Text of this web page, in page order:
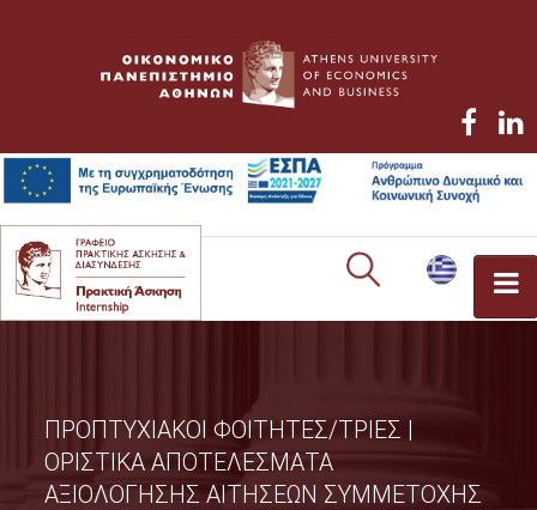
PROCEDURES
EFKA REGISTRATION
ΠΡΟΠΤΥΧΙΑΚΟΙ ΦΟΙΤΗΤΕΣ/ΤΡΙΕΣ |
ΟΡΙΣΤΙΚΑ ΑΠΟΤΕΛΕΣΜΑΤΑ
ΑΞΙΟΛΟΓΗΣΗΣ ΑΙΤΗΣΕΩΝ ΣΥΜΜΕΤΟΧΗΣ